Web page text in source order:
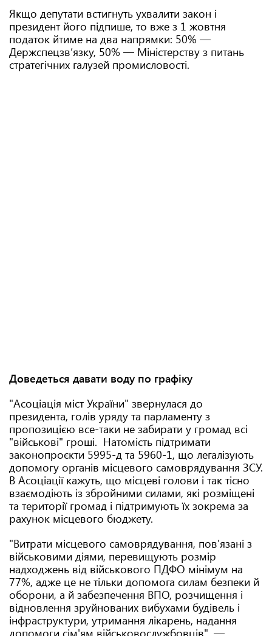
Якщо депутати встигнуть ухвалити закон і
президент його підпише, то вже з 1 жовтня
податок йтиме на два напрямки: 50% —
Держспецзвʼязку, 50% — Міністерству з питань
стратегічних галузей промисловості.
Доведеться давати воду по графіку
"Асоціація міст України" звернулася до
президента, голів уряду та парламенту з
пропозицією все-таки не забирати у громад всі
"військові" гроші. Натомість підтримати
законопроєкти 5995-д та 5960-1, що легалізують
допомогу органів місцевого самоврядування ЗСУ.
В Асоціації кажуть, що місцеві голови і так тісно
взаємодіють із збройними силами, які розміщені
та території громад і підтримують їх зокрема за
рахунок місцевого бюджету.
"Витрати місцевого самоврядування, пов'язані з
військовими діями, перевищують розмір
надходжень від військового ПДФО мінімум на
77%, адже це не тільки допомога силам безпеки й
оборони, а й забезпечення ВПО, розчищення і
відновлення зруйнованих вибухами будівель і
інфраструктури, утримання лікарень, надання
допомоги сім'ям військовослужбовців", —